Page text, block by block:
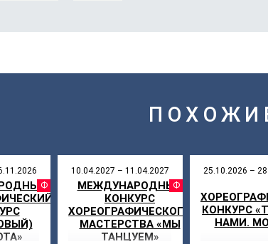
ФЕСТИВАЛЬ
10.04.2027 – 11.04.2027
МЕЖДУНАРОДНЫЙ
КОНКУРС
ХОРЕОГРАФИЧЕСКОГО
МАСТЕРСТВА «МЫ
ТАНЦУЕМ»
25.10.2026 –
КОНКУРС
НАМИ.